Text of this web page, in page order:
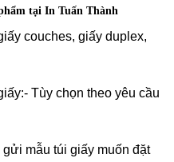
tại In Tuấn Thành
couches, giấy duplex,
Tùy chọn theo yêu cầu
mẫu túi giấy muốn đặt